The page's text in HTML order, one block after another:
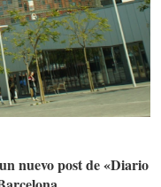
nuevo post de «Diario